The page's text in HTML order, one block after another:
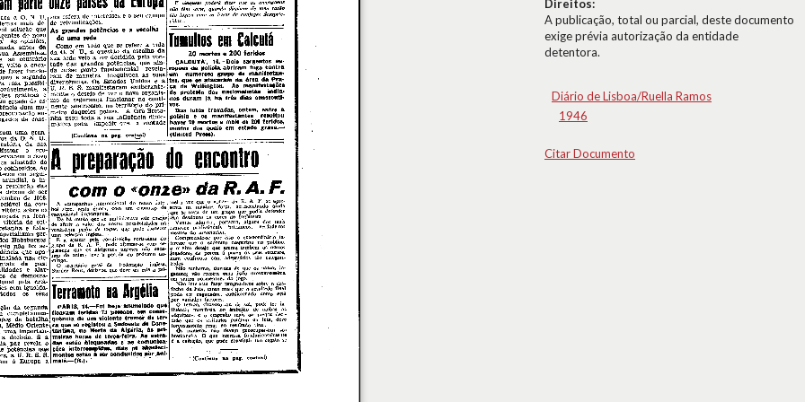
Direitos:
A publicação, total ou parcial, deste documento
exige prévia autorização da entidade
detentora.
Diário de Lisboa/Ruella Ramos
1946
Citar Documento